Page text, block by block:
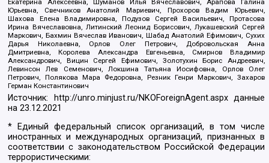
Екатерина Алексеевна, Шуманов Илья Вячеславович, Арапова Галина
Юрьевна, Свечников Анатолий Мариевич, Прохоров Вадим Юрьевич,
Шахова Елена Владимировна, Подузов Сергей Васильевич, Протасова
Ирина Вячеславовна, Литинский Леонид Борисович, Лукашевский Сергей
Маркович, Бахмин Вячеслав Иванович, Шабад Анатолий Ефимович, Сухих
Дарья Николаевна, Орлов Олег Петрович, Добровольская Анна
Дмитриевна, Королева Александра Евгеньевна, Смирнов Владимир
Александрович, Вицин Сергей Ефимович, Золотухин Борис Андреевич,
Левинсон Лев Семенович, Локшина Татьяна Иосифовна, Орлов Олег
Петрович, Полякова Мара Федоровна, Резник Генри Маркович, Захаров
Герман Константинович
Источник: http://unro.minjust.ru/NKOForeignAgent.aspxданные
на23.12.2021
* Единый федеральный список организаций, в том числе
иностранных и международных организаций, признанных в
соответствии с законодательством Российской Федерации
террористическими: